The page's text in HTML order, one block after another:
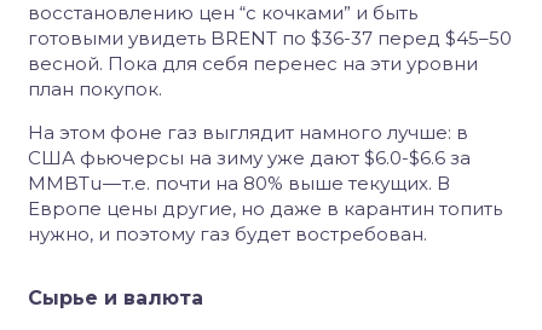
восстановлению цен “с кочками” и быть
готовыми увидеть BRENT по $36-37 перед $45–50
весной. Пока для себя перенес на эти уровни
план покупок.
На этом фоне газ выглядит намного лучше: в
США фьючерсы на зиму уже дают $6.0-$6.6 за
MMBTu — т.е. почти на 80% выше текущих. В
Европе цены другие, но даже в карантин топить
нужно, и поэтому газ будет востребован.
Сырье и валюта